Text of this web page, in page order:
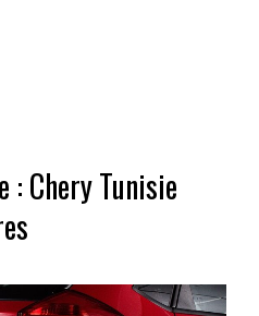
: Chery Tunisie